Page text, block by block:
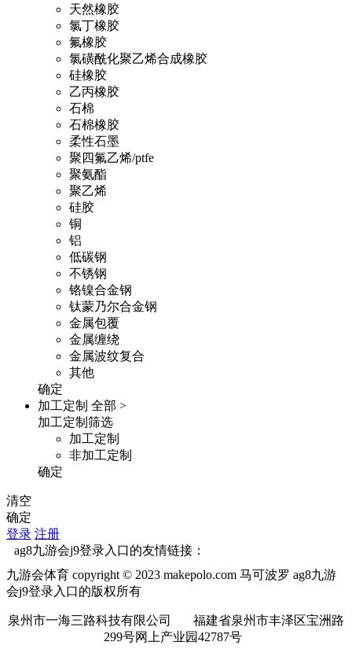
天然橡胶
氯丁橡胶
氟橡胶
氯磺酰化聚乙烯合成橡胶
硅橡胶
乙丙橡胶
石棉
石棉橡胶
柔性石墨
聚四氟乙烯/ptfe
聚氨酯
聚乙烯
硅胶
铜
铝
低碳钢
不锈钢
铬镍合金钢
钛蒙乃尔合金钢
金属包覆
金属缠绕
金属波纹复合
其他
确定
加工定制 全部 >
加工定制筛选
加工定制
非加工定制
确定
清空
确定
登录 注册
ag8九游会j9登录入口的友情链接：
九游会体育 copyright © 2023 makepolo.com 马可波罗 ag8九游
会j9登录入口的版权所有
泉州市一海三路科技有限公司 福建省泉州市丰泽区宝洲路
299号网上产业园42787号